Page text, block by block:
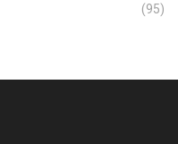
(95)